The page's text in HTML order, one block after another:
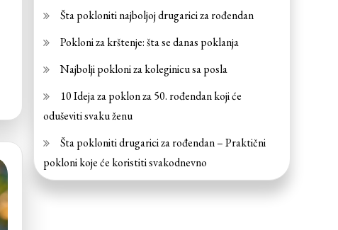
Šta pokloniti najboljoj drugarici za rođendan
Pokloni za krštenje: šta se danas poklanja
Najbolji pokloni za koleginicu sa posla
10 Ideja za poklon za 50. rođendan koji će
oduševiti svaku ženu
Šta pokloniti drugarici za rođendan – Praktični
pokloni koje će koristiti svakodnevno